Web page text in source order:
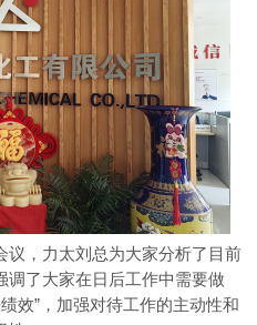
议，力太刘总为大家分析了目前
调了大家在日后工作中需要做
绩效”，加强对待工作的主动性和